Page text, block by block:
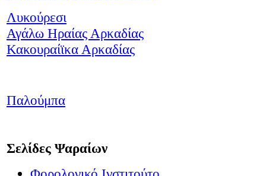
Λυκούρεσι
Αγάλω Ηραίας Αρκαδίας
Κακουραίϊκα Αρκαδίας
Παλούμπα
Σελίδες Ψαραίων